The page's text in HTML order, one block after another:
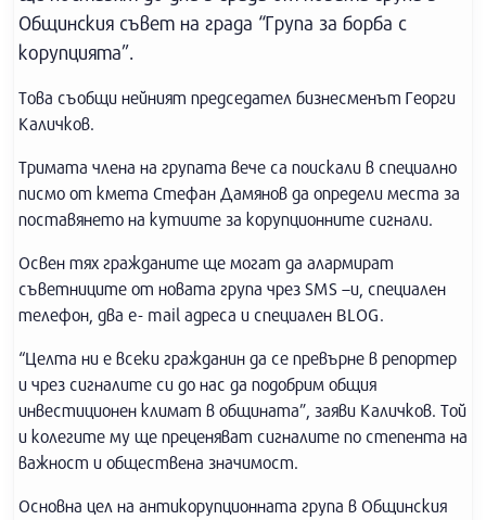
Общинския съвет на града “Група за борба с
корупцията”.
Това съобщи нейният председател бизнесменът Георги
Каличков.
Тримата члена на групата вече са поискали в специално
писмо от кмета Стефан Дамянов да определи места за
поставянето на кутиите за корупционните сигнали.
Освен тях гражданите ще могат да алармират
съветниците от новата група чрез SMS –и, специален
телефон, два e- mail адреса и специален BLOG.
“Целта ни е всеки гражданин да се превърне в репортер
и чрез сигналите си до нас да подобрим общия
инвестиционен климат в общината”, заяви Каличков. Той
и колегите му ще преценяват сигналите по степента на
важност и обществена значимост.
Основна цел на антикорупционната група в Общинския